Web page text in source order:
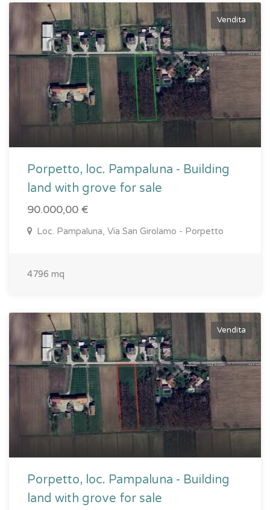
Vendita
Porpetto, loc. Pampaluna - Building
land with grove for sale
90.000,00 €
Loc. Pampaluna, Via San Girolamo - Porpetto
4796 mq
Vendita
Porpetto, loc. Pampaluna - Building
land with grove for sale